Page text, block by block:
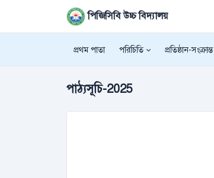
পিজিসিবি উচ্চ বিদ্যালয়
প্রথম পাতা পরিচিতি প্রতিষ্ঠান-সংক্রান্ত
পাঠ্যসূচি-2025